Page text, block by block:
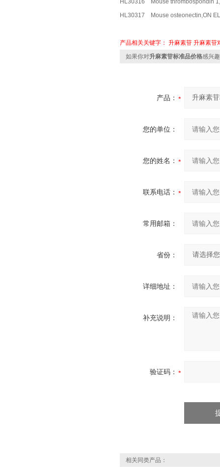
HL30316 Mouse thrombospondin
HL30317 Mouse osteonectin,ON
产品相关关键字： 升麻素苷 升麻素苷
如果你对升麻素苷标准品价格感兴
产品：
您的单位：
您的姓名：
联系电话：
常用邮箱：
省份：
详细地址：
补充说明：
验证码：
相关同类产品：